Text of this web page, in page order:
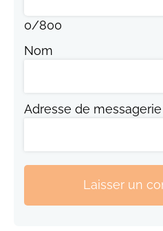
0/800
Nom
Adresse de messagerie
Laisser un